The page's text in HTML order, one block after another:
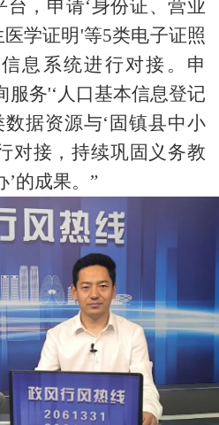
，申请‘身份证、营业
学证明'等5类电子证照
息系统进行对接。申
服务'‘人口基本信息登记
据资源与‘固镇县中小
对接，持续巩固义务教
’的成果。”